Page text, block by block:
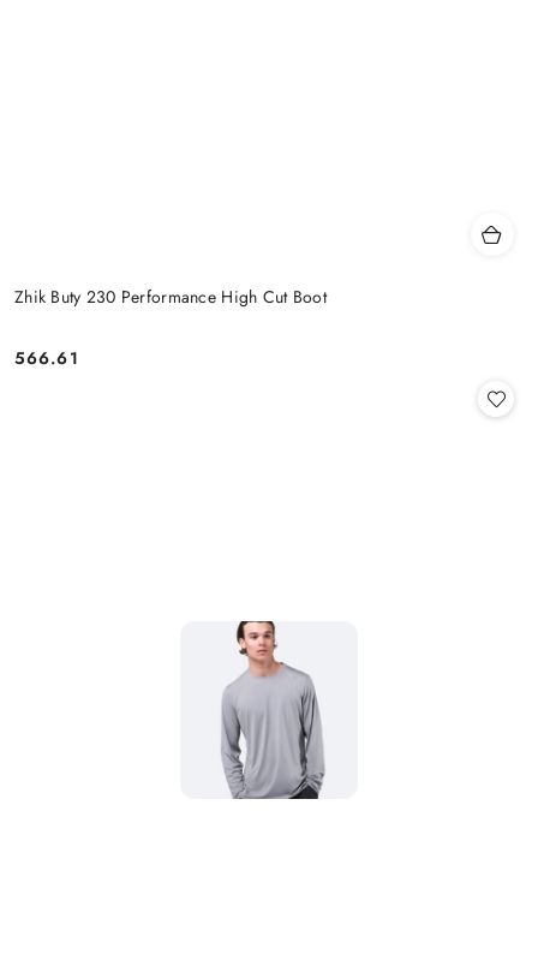
Zhik Buty 230 Performance High Cut Boot
Cena:
566.61